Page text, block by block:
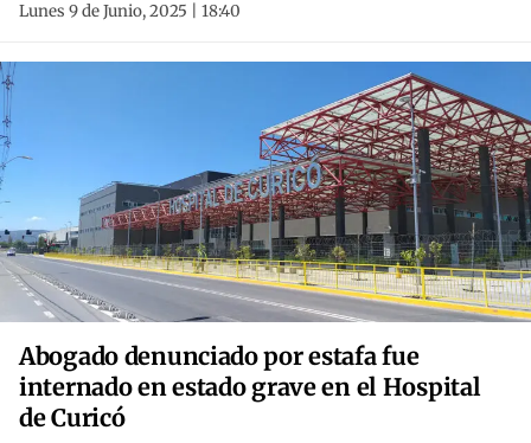
Lunes 9 de Junio, 2025 | 18:40
Abogado denunciado por estafa fue
internado en estado grave en el Hospital
de Curicó